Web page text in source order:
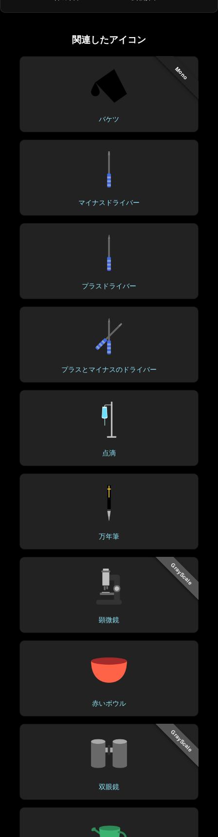
関連したアイコン
Mono
バケツ
マイナスドライバー
プラスドライバー
プラスとマイナスのドライバー
点滴
万年筆
GrayScale
顕微鏡
赤いボウル
GrayScale
双眼鏡